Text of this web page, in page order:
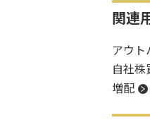
関連
アウト
自社株
増配